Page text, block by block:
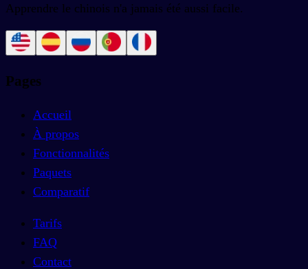
Apprendre le chinois n'a jamais été aussi facile.
Pages
Accueil
À propos
Fonctionnalités
Paquets
Comparatif
Tarifs
FAQ
Contact